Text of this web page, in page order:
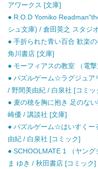
アワークス [文庫]
● R.O.D Yomiko
シュ文庫) / 倉田英之 スタジ
● 手折られた青い百合 歓楽
角川書店 [文庫]
● モーフィアスの教室 （電
● パズルゲーム☆ラグジュア
/ 野間美由紀 / 白泉社 [コミッ
● 麦の穂を胸に抱き 足のな
崎優 / 講談社 [文庫]
● パズルゲーム☆はいすくー
由紀 / 白泉社 [コミック]
● SCHOOLMATE 1 （ヤン
ま ゆき / 秋田書店 [コミック]